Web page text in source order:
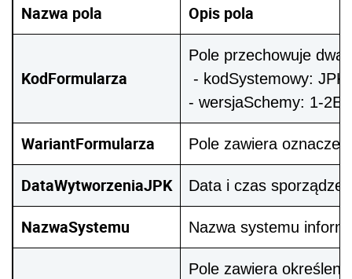
Nazwa pola Opis pola
KodFormularza
Pole przechowuje
- kodSystemowy:
- wersjaSchemy: 1-2E.
WariantFormularza Pole zawiera
DataWytworzeniaJPK Data i czas
NazwaSystemu Nazwa systemu
Pole zawiera